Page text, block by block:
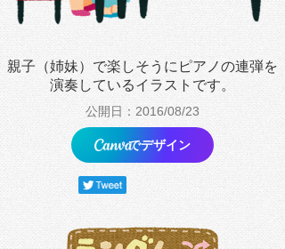
親子（姉妹）で楽しそうにピアノの連弾を
演奏しているイラストです。
公開日：2016/08/23
でデザイン